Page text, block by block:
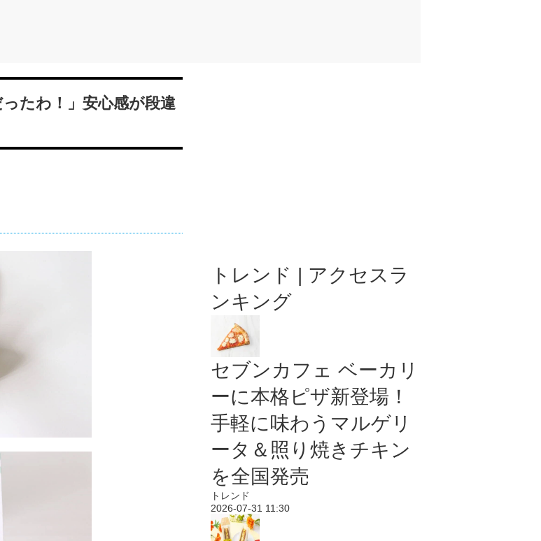
たわ！」安心感が段違
トレンド | アクセスラ
ンキング
セブンカフェ ベーカリ
ーに本格ピザ新登場！
手軽に味わうマルゲリ
ータ＆照り焼きチキン
を全国発売
トレンド
2026-07-31 11:30